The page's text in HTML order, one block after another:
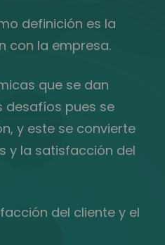
definición es la
con la empresa.
que se dan
desafíos pues se
y este se convierte
y la satisfacción del
del cliente y el